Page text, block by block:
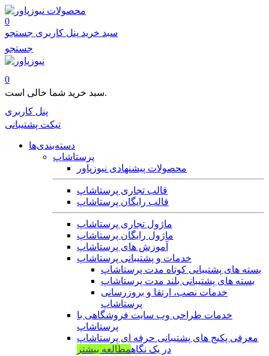
محصولات
0
سبد خرید پنل کاربری جستجو
جستجو
0
سبد خرید شما خالی است.
پنل کاربری
تیکت پشتیبانی
دسته‌بندی‌ها
پرستاشاپ
محصولات پیشنهادی نیوزپاور
قالب تجاری پرستاشاپ
قالب رایگان پرستاشاپ
ماژول تجاری پرستاشاپ
ماژول رایگان پرستاشاپ
آموزش های پرستاشاپ
خدمات و پشتیبانی پرستاشاپ
بسته های پشتیبانی کوتاه مدت پرستاشاپ
بسته های پشتیبانی بلند مدت پرستاشاپ
خدمات نصب، ارتقا و بروزرسانی
پرستاشاپ
خدمات طراحی وب سایت فروشگاهی با
پرستاشاپ
معرفی پکیج های پشتیبانی حرفه ای پرستاشاپ
در یک نگاهمطالعه بیشتر